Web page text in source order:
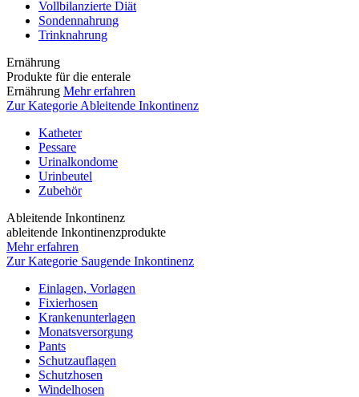
Vollbilanzierte Diät
Sondennahrung
Trinknahrung
Ernährung
Produkte für die enterale
Ernährung Mehr erfahren
Zur Kategorie Ableitende Inkontinenz
Katheter
Pessare
Urinalkondome
Urinbeutel
Zubehör
Ableitende Inkontinenz
ableitende Inkontinenzprodukte
Mehr erfahren
Zur Kategorie Saugende Inkontinenz
Einlagen, Vorlagen
Fixierhosen
Krankenunterlagen
Monatsversorgung
Pants
Schutzauflagen
Schutzhosen
Windelhosen